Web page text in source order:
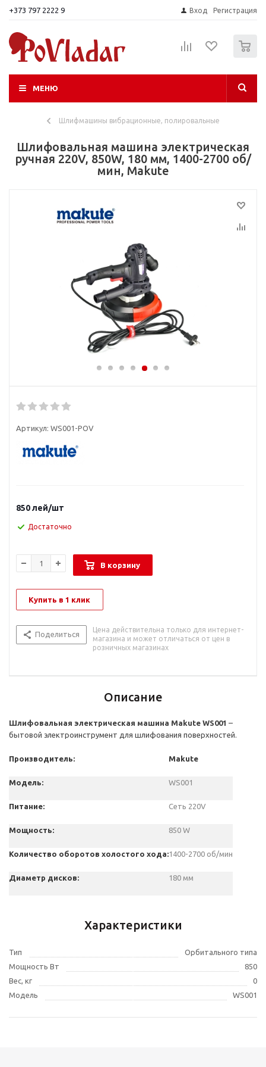
+373 797 2222 9 Вход Регистрация
МЕНЮ
Шлифмашины вибрационные, полировальные
Шлифовальная машина электрическая
ручная 220V, 850W, 180 мм, 1400-2700 об/
мин, Makute
Артикул: WS001-POV
850лей/шт
Достаточно
В корзину
Купить в 1 клик
Поделиться
Цена действительна только для интернет-
магазина и может отличаться от цен в
розничных магазинах
Описание
Шлифовальная электрическая машина Makute WS001 –
бытовой электроинструмент для шлифования поверхностей.
Производитель: Makute
Модель: WS001
Питание: Сеть 220V
Мощность: 850 W
Количество оборотов холостого хода:1400-2700 об/мин
Диаметр дисков: 180 мм
Характеристики
Тип
Орбитального типа
Мощность Вт
850
Вес, кг
0
Модель
WS001